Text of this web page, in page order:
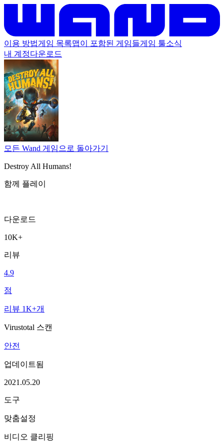
이용 방법게임 목록맵이 포함된 게임들게임 툴소식
내 계정다운로드
모든 Wand 게임으로 돌아가기
Destroy All Humans!
함께 플레이
다운로드
10K+
리뷰
4.9
점
리뷰 1K+개
Virustotal 스캔
안전
업데이트됨
2021.05.20
도구
맞춤설정
비디오 클리핑